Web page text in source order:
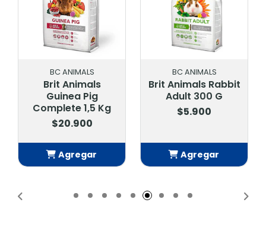
BC ANIMALS
Brit Animals
Guinea Pig
Complete 1,5 Kg
$20.900
Agregar
BC ANIMALS
Brit Animals Rabbit
Adult 300 G
$5.900
Agregar